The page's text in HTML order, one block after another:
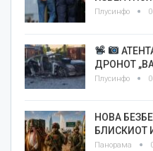
Плусинфо
ДРОНОТ
Плусинфо
НОВА
БЛИСКИОТ
Панорама